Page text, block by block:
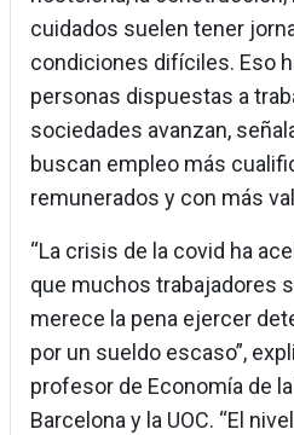
cuidados suelen tener
condiciones difíciles. Eso
personas dispuestas a
sociedades avanzan,
buscan empleo más
remunerados y con más
“La crisis de la covid ha
que muchos trabajadores
merece la pena ejercer
por un sueldo escaso”,
profesor de Economía de
Barcelona y la UOC. “El